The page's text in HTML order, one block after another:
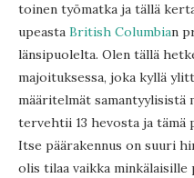
toinen työmatka ja tällä
upeasta British Columbian
länsipuolelta. Olen tällä
majoituksessa, joka kyllä
määritelmät samantyylisistä
tervehtii 13 hevosta ja tämä
Itse päärakennus on suuri
olis tilaa vaikka minkälaisille